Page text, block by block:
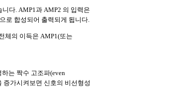
다. AMP1과 AMP2 의 입력은
로 합성되어 출력되게 됩니다.
체의 이득은 AMP1(또는
는 짝수 고조파(even
증가시켜보면 신호의 비선형성